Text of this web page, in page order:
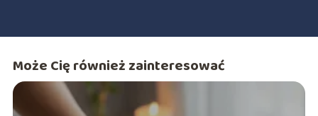
Może Cię również zainteresować